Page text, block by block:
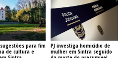
para fim
de cultura e
PJ investiga homicídio de
mulher em Sintra seguido